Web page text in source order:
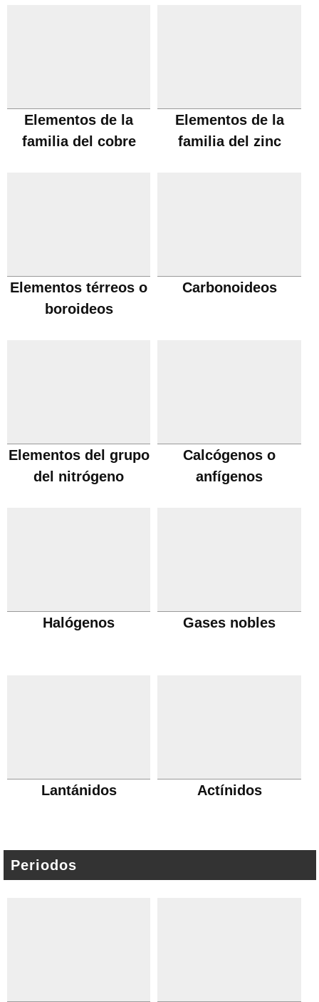
Elementos de la
familia del cobre
Elementos de la
familia del zinc
Elementos térreos o
boroideos
Carbonoideos
Elementos del grupo
del nitrógeno
Calcógenos o
anfígenos
Halógenos Gases nobles
Lantánidos Actínidos
Periodos